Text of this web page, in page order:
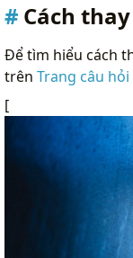
Cách
Để tìm hiểu cách
trên Trang câu
[